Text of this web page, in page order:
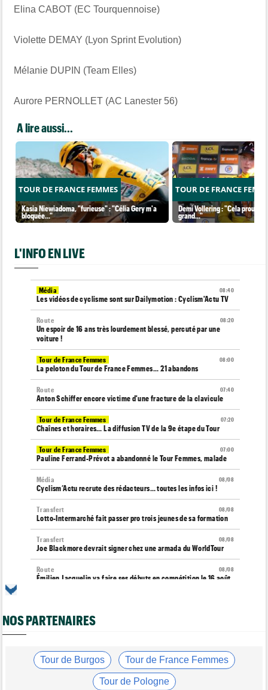
Elina CABOT (EC Tourquennoise)
Violette DEMAY (Lyon Sprint Evolution)
Mélanie DUPIN (Team Elles)
Aurore PERNOLLET (AC Lanester 56)
A lire aussi...
TOUR DE FRANCE FEMMES
Kasia Niewiadoma, "furieuse" : "Célia Gery m'a
bloquée..."
TOUR DE FRANCE
Demi Vollering : "Cela prouve
grand..."
L'INFO EN LIVE
08:40
Média
Les vidéos de cyclisme sont sur Dailymotion : Cyclism'Actu TV
08:20
Route
Un espoir de 16 ans très lourdement blessé, percuté par une
voiture !
08:00
Tour de France Femmes
La peloton du Tour de France Femmes... 21 abandons
07:40
Route
Anton Schiffer encore victime d'une fracture de la clavicule
07:20
Tour de France Femmes
Chaînes et horaires… La diffusion TV de la 9e étape du Tour
07:00
Tour de France Femmes
Pauline Ferrand-Prévot a abandonné le Tour Femmes, malade
08/08
Média
Cyclism’Actu recrute des rédacteurs… toutes les infos ici !
08/08
Transfert
Lotto-Intermarché fait passer pro trois jeunes de sa formation
08/08
Transfert
Joe Blackmore devrait signer chez une armada du WorldTour
08/08
Route
Émilien Jacquelin va faire ses débuts en compétition le 16 août
La sélection française pour les Championnats du monde
Ventoux
Tour de France Femmes
Kasia Niewiadoma, "furieuse" : "Célia Gery m'a bloquée..."
NOS PARTENAIRES
Tour de Burgos Tour de France Femmes
Tour de Pologne